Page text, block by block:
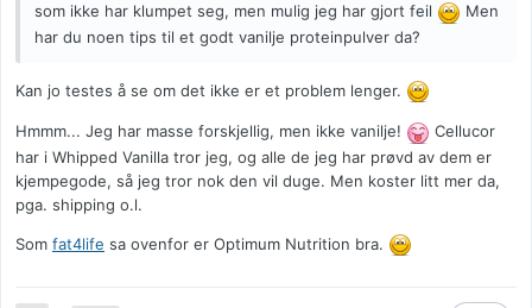
som ikke har klumpet seg, men mulig jeg har gjort feil
Men
har du noen tips til et godt vanilje proteinpulver da?
Kan jo testes å se om det ikke er et problem lenger.
Hmmm... Jeg har masse forskjellig, men ikke vanilje!
Cellucor
har i Whipped Vanilla tror jeg, og alle de jeg har prøvd av dem er
kjempegode, så jeg tror nok den vil duge. Men koster litt mer da,
pga. shipping o.l.
Som fat4life sa ovenfor er Optimum Nutrition bra.